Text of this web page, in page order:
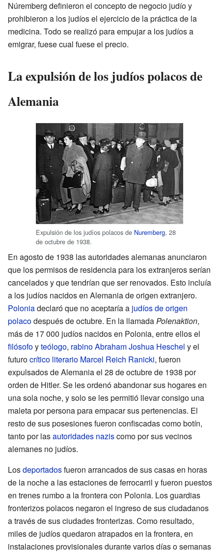
Núremberg definieron el concepto de negocio judío y
prohibieron a los judíos el ejercicio de la práctica de la
medicina. Todo se realizó para empujar a los judíos a
emigrar, fuese cual fuese el precio.
La expulsión de los judíos polacos de
Alemania
Expulsión de los judíos polacos de Nuremberg, 28
de octubre de 1938.
En agosto de 1938 las autoridades alemanas anunciaron
que los permisos de residencia para los extranjeros serían
cancelados y que tendrían que ser renovados. Esto incluía
a los judíos nacidos en Alemania de origen extranjero.
Poloniadeclaró que no aceptaría a judíos de origen
polacodespués de octubre. En la llamadaPolenaktion,
más de 17 000 judíos nacidos en Polonia, entre ellos el
filósofoyteólogo, rabinoAbraham Joshua Heschel y el
futurocrítico literario Marcel Reich Ranicki, fueron
expulsados de Alemania el 28 de octubre de 1938 por
orden de Hitler. Se les ordenó abandonar sus hogares en
una sola noche, y solo se les permitió llevar consigo una
maleta por persona para empacar sus pertenencias. El
resto de sus posesiones fueron confiscadas como botín,
tanto por lasautoridades naziscomo por sus vecinos
alemanes no judíos.
Losdeportadosfueron arrancados de sus casas en horas
de la noche a las estaciones de ferrocarril y fueron puestos
en trenes rumbo a la frontera con Polonia. Los guardias
fronterizos polacos negaron el ingreso de sus ciudadanos
a través de sus ciudades fronterizas. Como resultado,
miles de judíos quedaron atrapados en la frontera, en
instalaciones provisionales durante varios días o semanas